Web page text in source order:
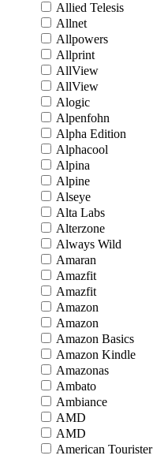
Allied Telesis
Allnet
Allpowers
Allprint
AllView
AllView
Alogic
Alpenfohn
Alpha Edition
Alphacool
Alpina
Alpine
Alseye
Alta Labs
Alterzone
Always Wild
Amaran
Amazfit
Amazfit
Amazon
Amazon
Amazon Basics
Amazon Kindle
Amazonas
Ambato
Ambiance
AMD
AMD
American Tourister